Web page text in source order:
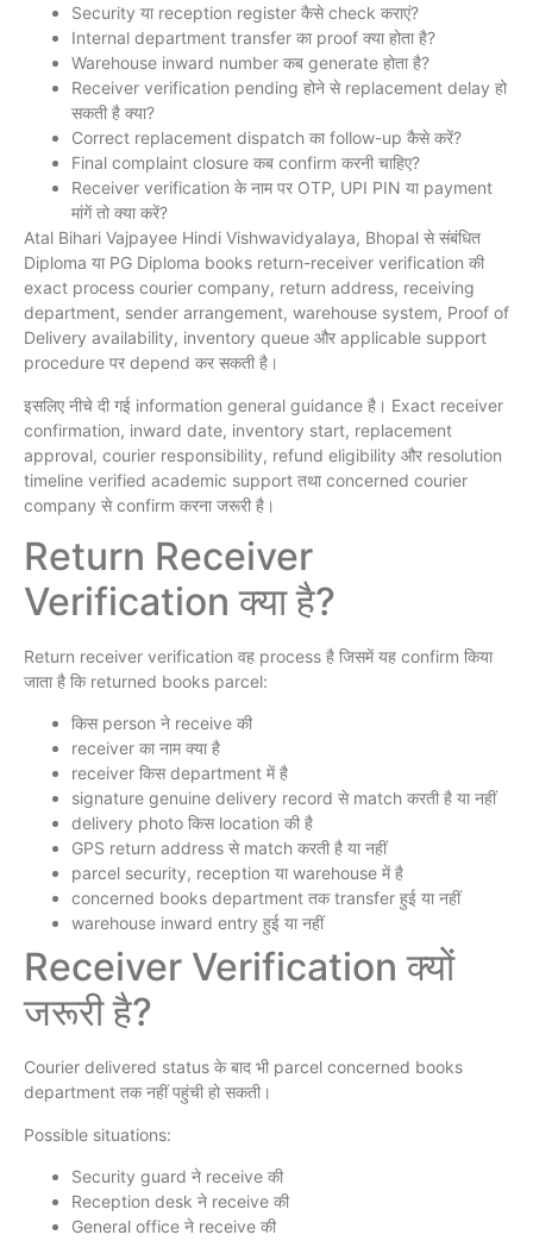
Security या reception register कैसे check कराएं?
Internal department transfer का proof क्या होता है?
Warehouse inward number कब generate होता है?
Receiver verification pending होने से replacement delay हो
सकती है क्या?
Correct replacement dispatch का follow-up कैसे करें?
Final complaint closure कब confirm करनी चाहिए?
Receiver verification के नाम पर OTP, UPI PIN या payment
मांगें तो क्या करें?
Atal Bihari Vajpayee Hindi Vishwavidyalaya, Bhopal से संबंधित
Diploma या PG Diploma books return-receiver verification की
exact process courier company, return address, receiving
department, sender arrangement, warehouse system, Proof of
Delivery availability, inventory queue और applicable support
procedure पर depend कर सकती है।
इसलिए नीचे दी गई information general guidance है। Exact receiver
confirmation, inward date, inventory start, replacement
approval, courier responsibility, refund eligibility और resolution
timeline verified academic support तथा concerned courier
company से confirm करना जरूरी है।
Return Receiver
Verification क्या है?
Return receiver verification वह process है जिसमें यह confirm किया
जाता है कि returned books parcel:
किस person ने receive की
receiver का नाम क्या है
receiver किस department में है
signature genuine delivery record से match करती है या नहीं
delivery photo किस location की है
GPS return address से match करती है या नहीं
parcel security, reception या warehouse में है
concerned books department तक transfer हुई या नहीं
warehouse inward entry हुई या नहीं
Receiver Verification क्यों
जरूरी है?
Courier delivered status के बाद भी parcel concerned books
department तक नहीं पहुंची हो सकती।
Possible situations:
Security guard ने receive की
Reception desk ने receive की
General office ने receive की